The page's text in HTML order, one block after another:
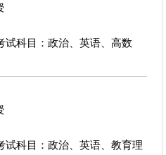
试科目：政治、英语、高数
试科目：政治、英语、教育理